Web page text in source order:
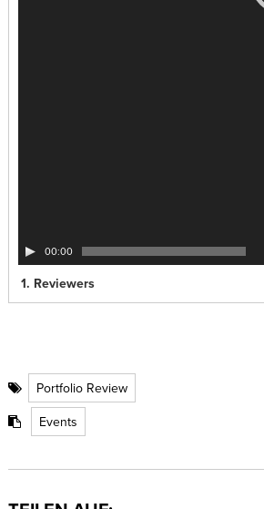
00:00
1. Reviewers
Portfolio Review
Events